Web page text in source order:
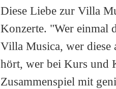
Diese Liebe zur Villa
Konzerte. "Wer einmal
Villa Musica, wer diese
hört, wer bei Kurs und
Zusammenspiel mit